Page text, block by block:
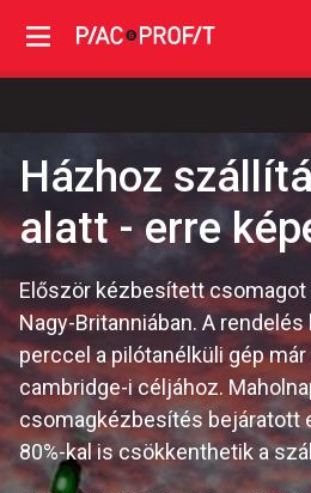
Házhoz
alatt - erre
Először kézbesített csomagot
Nagy-Britanniában. A rendelés
perccel a pilótanélküli gép
cambridge-i céljához.
csomagkézbesítés bejáratott
80%-kal is csökkenthetik a